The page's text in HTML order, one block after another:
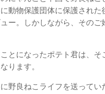
動物保護団体に保護され
ー。しかしながら、そのご
とになったポテト君は、そ
ります。
野良ねこライフを送ってい